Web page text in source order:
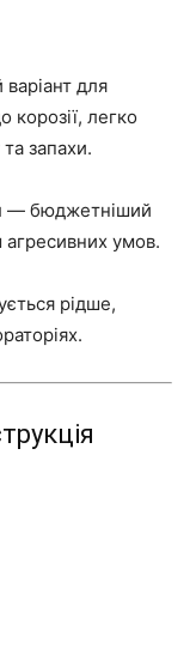
для
корозії, легко
запахи.
— бюджетніший
агресивних умов.
рідше,